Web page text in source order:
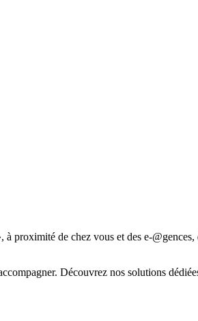
à proximité de chez vous et des e-
Découvrez nos solutions